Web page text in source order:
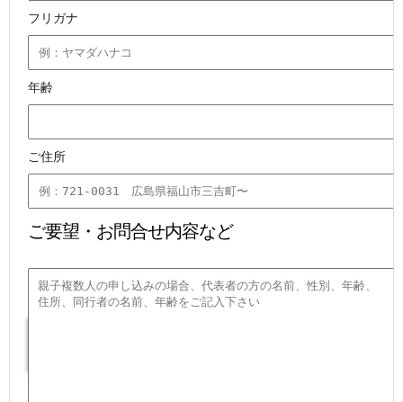
フリガナ
年齢
ご住所
ご要望・お問合せ内容など